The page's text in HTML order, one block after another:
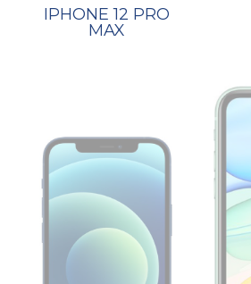
IPHONE 12 PRO
MAX